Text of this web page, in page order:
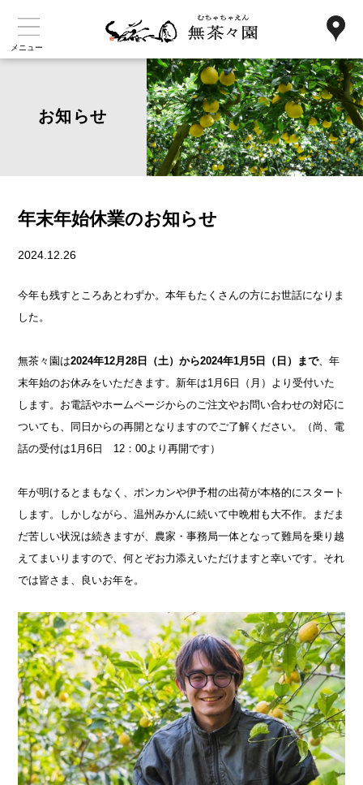
メニュー
お知らせ
年末年始休業のお知らせ
2024.12.26
今年も残すところあとわずか。本年もたくさんの方にお世話になりま
した。
無茶々園は2024年12月28日（土）から2024年1月5日（日）まで、年
末年始のお休みをいただきます。 新年は1月6日（月）より受付いた
します。 お電話やホームページからのご注文やお問い合わせの対応に
ついても、同日からの再開となりますのでご了解ください。（尚、電
話の受付は1月6日 12：00より再開です）
年が明けるとまもなく、ポンカンや伊予柑の出荷が本格的にスタート
します。しかしながら、温州みかんに続いて中晩柑も大不作。まだま
だ苦しい状況は続きますが、農家・事務局一体となって難局を乗り越
えてまいりますので、何とぞお力添えいただけますと幸いです。 それ
では皆さま、良いお年を。